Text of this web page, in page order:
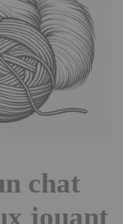
chat
jouant